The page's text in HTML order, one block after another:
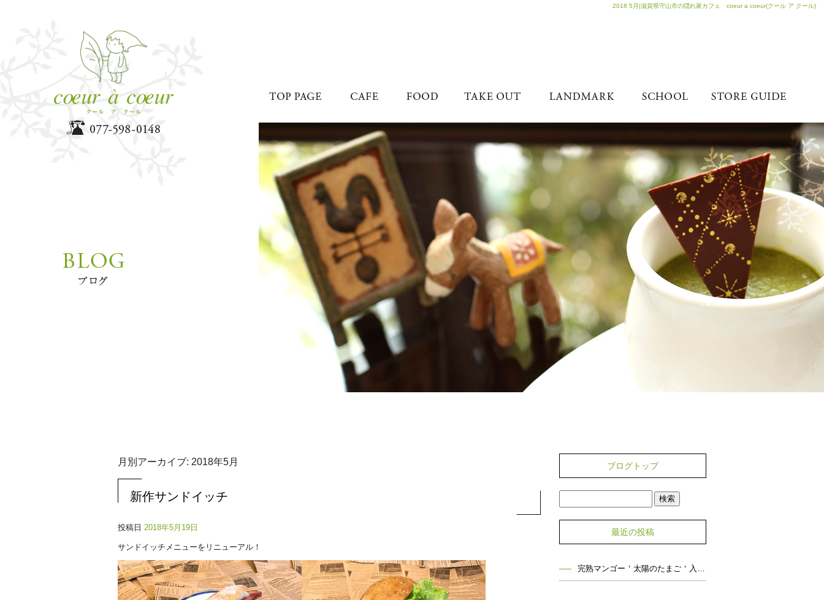
2018 5月|滋賀県守山市の隠れ家カフェ coeur a coeur(クール ア クール)
月別アーカイブ: 2018年5月
新作サンドイッチ
投稿日 2018年5月19日
サンドイッチメニューをリニューアル！
ブログトップ
最近の投稿
完熟マンゴー＇太陽のたまご＇入荷しました！